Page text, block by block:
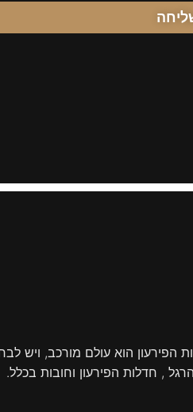
הוא עולם מורכב, ויש
, חדלות הפירעון וחובות בכלל.